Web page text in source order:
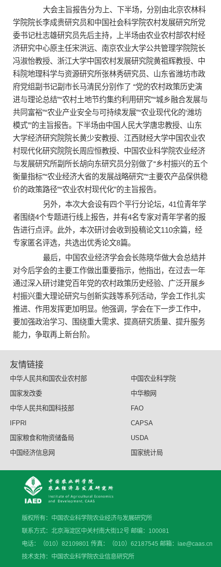
大会主旨报告分为上、下半场，分别由北京农林科
学院院长李成贵研究员和中国社会科学院农村发展研究所党
委书记杜志雄研究员先后主持，上半场由农业农村部农村经
济研究中心原主任宋洪远、南京农业大学公共管理学院院长
冯淑怡教授、浙江大学中国农村发展研究院黄祖辉教授、中
科院地理科学与资源研究所张林秀研究员、山东省潍坊市政
府党组副书记副市长马清民分别作了 “党的农村政策历史演
进与理论总结”“农村土地节约集约利用研究”“城乡融合发展与
共同富裕”“农业产业安全与可持续发展”“农业现代化的‘潍坊
模式’”的主旨报告。下半场由中国人民大学唐忠教授、山东
大学经济研究院院长黄少安教授、江西财经大学中国农业农
村现代化研究院院长周应恒教授、中国农业科学院农业经济
与发展研究所副所长胡向东研究员分别做了“乡村振兴的五个
衡量指标”“农业经济大省的发展战略研究”“主要农产品保供稳
价的政策路径”“农业农村现代化”的主旨报告。
另外，本次大会设有四个平行分论坛，41位青年学
者围绕4个专题进行线上报告，并有4名专家对青年学者的报
告进行点评。此外，本次研讨会收到投稿论文110余篇，经
专家匿名评选，共选出优秀论文8篇。
最后，中国农业经济学会会长陈晓华做大会总结并
对今后学会的主要工作做出重要指示，他指出，在过去一年
通过深入研讨建党百年党的农村政策历史经验、广泛开展乡
村振兴重大理论研究与创新实践等系列活动，学会工作扎实
推进、作用发挥更加明显。他强调，学会在下一步工作中，
要加强政治学习、围绕重大需求、提高研究质量、提升服务
能力，争取再上新台阶。
友情链接
中华人民共和国农业农村部
中国农业科学院
国家发改委
中华粮网
中华人民共和国科技部
FAO
IFPRI
CAPSA
国家粮食和物资储备局
USDA
中国经济信息网
国家统计局
版权所有：中国农业科学院农业经济与发展研究所
联系方式：北京海淀区中关村南大街12号 邮编：100081
电话：（010）82109801 传真：（010）62187545 邮箱：iae@caas.cn
技术支持：中国农业科学院农业信息研究所